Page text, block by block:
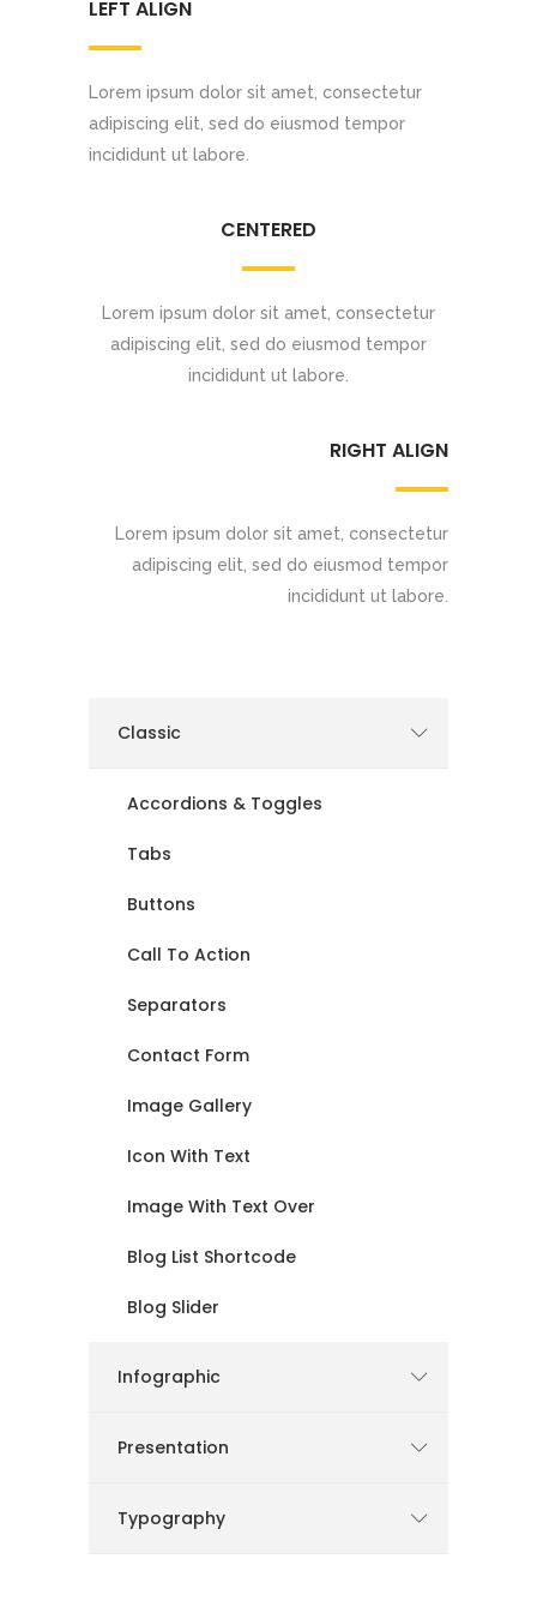
LEFT ALIGN
Lorem ipsum dolor sit amet, consectetur
adipiscing elit, sed do eiusmod tempor
incididunt ut labore.
CENTERED
Lorem ipsum dolor sit amet, consectetur
adipiscing elit, sed do eiusmod tempor
incididunt ut labore.
RIGHT ALIGN
Lorem ipsum dolor sit amet, consectetur
adipiscing elit, sed do eiusmod tempor
incididunt ut labore.
Classic
Accordions & Toggles
Tabs
Buttons
Call To Action
Separators
Contact Form
Image Gallery
Icon With Text
Image With Text Over
Blog List Shortcode
Blog Slider
Infographic
Presentation
Typography